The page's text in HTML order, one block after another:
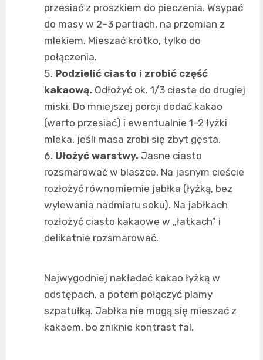
przesiać z proszkiem do pieczenia. Wsypać
do masy w 2–3 partiach, na przemian z
mlekiem. Mieszać krótko, tylko do
połączenia.
Podzielić ciasto i zrobić część
kakaową. Odłożyć ok. 1/3 ciasta do drugiej
miski. Do mniejszej porcji dodać kakao
(warto przesiać) i ewentualnie 1–2 łyżki
mleka, jeśli masa zrobi się zbyt gęsta.
Ułożyć warstwy. Jasne ciasto
rozsmarować w blaszce. Na jasnym cieście
rozłożyć równomiernie jabłka (łyżką, bez
wylewania nadmiaru soku). Na jabłkach
rozłożyć ciasto kakaowe w „łatkach” i
delikatnie rozsmarować.
Najwygodniej nakładać kakao łyżką w
odstępach, a potem połączyć plamy
szpatułką. Jabłka nie mogą się mieszać z
kakaem, bo zniknie kontrast fal.